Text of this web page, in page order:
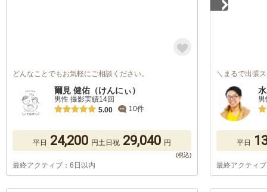
どんなことでもお気軽にご相談ください。
爾見 健佑（けんにぃ）
男性 撮影実績14回
5.00
10件
平日 24,200 円土日祝 29,040 円
最終アクティブ：6日以内
＼まるで出張
平日
最終アクティ